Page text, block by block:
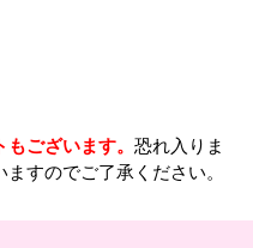
ございます。 恐れ入りま
すのでご了承ください。